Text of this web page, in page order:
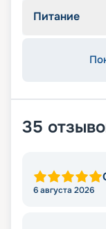
Питание
35
6 августа 2026